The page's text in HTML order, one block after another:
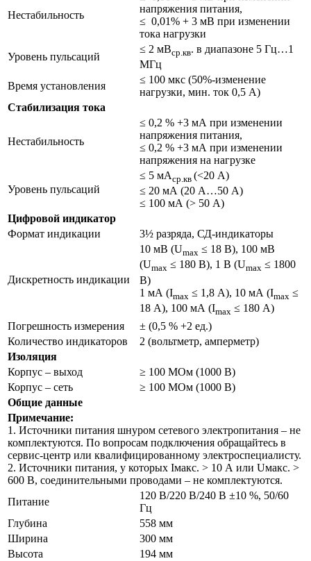
Нестабильность
напряжения питания,
≤ 0,01% + 3 мВ при изменении
тока нагрузки
Уровень пульсаций
≤ 2 мВср.кв. в диапазоне 5 Гц…1
МГц
Время установления
≤ 100 мкс (50%-изменение
нагрузки, мин. ток 0,5 А)
Стабилизация тока
Нестабильность
≤ 0,2 % +3 мА при изменении
напряжения питания,
≤ 0,2 % +3 мА при изменении
напряжения на нагрузке
Уровень пульсаций
≤ 5 мАср.кв (<20 А)
≤ 20 мА (20 А…50 А)
≤ 100 мА (> 50 А)
Цифровой индикатор
Формат индикации
3½ разряда, СД-индикаторы
Дискретность индикации
10 мВ (Umax ≤ 18 В), 100 мВ
(Umax ≤ 180 В), 1 В (Umax ≤ 1800
В)
1 мА (Imax ≤ 1,8 А), 10 мА (Imax ≤
18 А), 100 мА (Imax ≤ 180 А)
Погрешность измерения
± (0,5 % +2 ед.)
Количество индикаторов
2 (вольтметр, амперметр)
Изоляция
Корпус – выход
≥ 100 МОм (1000 В)
Корпус – сеть
≥ 100 МОм (1000 В)
Общие данные
Примечание:
1. Источники питания шнуром сетевого электропитания – не
комплектуются. По вопросам подключения обращайтесь в
сервис-центр или квалифицированному электроспециалисту.
2. Источники питания, у которых Iмакс. > 10 А или Uмакс. >
600 В, соединительными проводами – не комплектуются.
Питание
120 В/220 В/240 В ±10 %, 50/60
Гц
Глубина
558 мм
Ширина
300 мм
Высота
194 мм